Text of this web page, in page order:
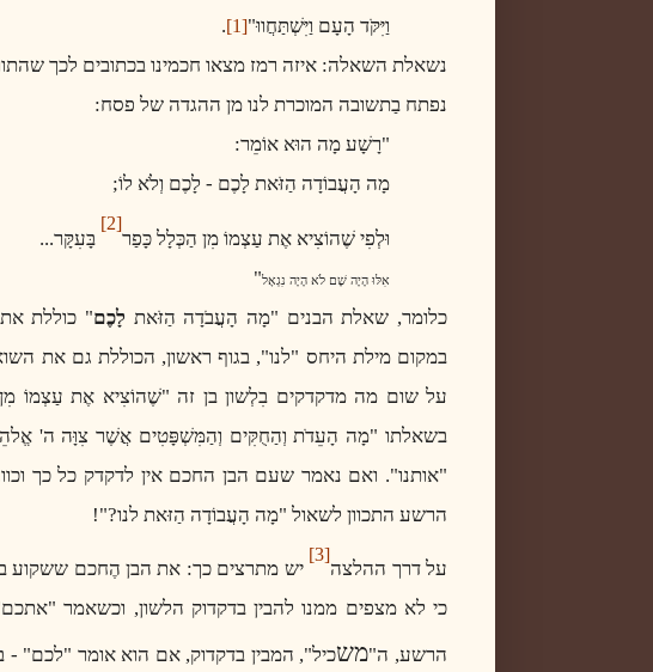
וַיִּקֹּד הָעָם וַיִּשְׁתַּחֲווּ"[1]
.
נשאלת השאלה: איזה רמז מצאו חכמינו בכתובים לכך
נפתח בַתשובה המוכרת לנו מן ההגדה של פסח:
"רָשָׁע מָה הוּא אוֹמֵר:
מָה הָעֲבוֹדָה הַזֹּאת לָכֶם - לָכֶם וְלֹא לוֹ;
וּלְפִי שֶׁהוֹצִיא אֶת עַצְמוֹ מִן הַכְּלָל כָּפַר
[2]
בָּעִקָּר...
אִלּוּ הָיָה שָׁם לֹא הָיָה נִגְאָל"
כלומר, שאלת הבנים "מָה הָעֲבֹדָה הַזֹּאת לָכֶם" כוללת
במקום מילת היחס "לנו", בגוף ראשון, הכוללת גם את
על שום מה מדקדקים בִלְשון בן זה "שֶׁהוֹצִיא אֶת עַצְמוֹ
בשאלתו "מָה הָעֵדֹת וְהַחֻקִּים וְהַמִּשְׁפָּטִים אֲשֶׁר צִוָּה ה'
"אותנו". ואם נאמר שעם הבן החכם אין לדקדק כל כך
הרשע התכוון לשאול "מָה הָעֲבוֹדָה הַזּאת לנו?"!
על דרך ההלצה
[3]
יש מתרצים כך: את הבן הֶחכם ששקוע
כי לא מצפים ממנו להבין בדקדוק הלשון, וכשאמר
הרשע, ה"משכיל", המבין בדקדוק, אם הוא אומר "לכם" -